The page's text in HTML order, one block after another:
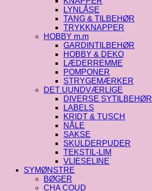
LYNLÅSE
TANG & TILBEHØR
TRYKKNAPPER
HOBBY m.m
GARDINTILBEHØR
HOBBY & DEKO
LÆDERREMME
POMPONER
STRYGEMÆRKER
DET UUNDVÆRLIGE
DIVERSE SYTILBEHØR
LABELS
KRIDT & TUSCH
NÅLE
SAKSE
SKULDERPUDER
TEKSTIL-LIM
VLIESELINE
SYMØNSTRE
BØGER
CHA COUD